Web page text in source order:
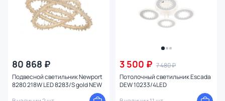
80 868 ₽
Подвесной светильник Newport
8280 218W LED 8283/S gold NEW
3 500 ₽ 7 480 ₽
Потолочный светильник Escada
DEW 10233/4LED